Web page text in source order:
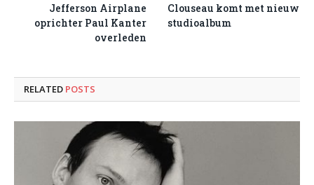
Jefferson Airplane
oprichter Paul Kanter
overleden
Clouseau komt met nieuw
studioalbum
RELATED POSTS